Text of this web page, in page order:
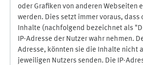
oder Grafiken von anderen Webseiten
werden. Dies setzt immer voraus,
Inhalte (nachfolgend bezeichnet als
IP-Adresse der Nutzer wahr nehmen.
Adresse, könnten sie die Inhalte nicht
jeweiligen Nutzers senden. Die IP-